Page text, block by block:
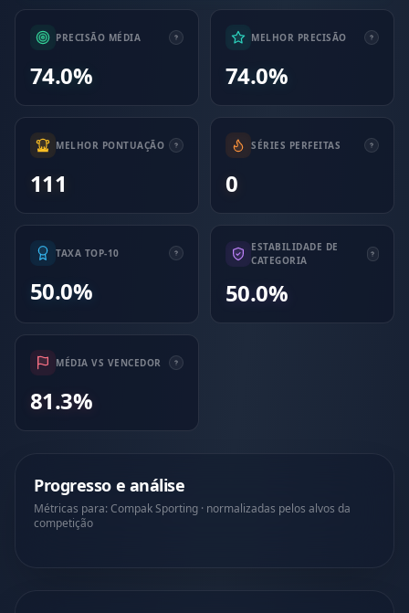
PRECISÃO MÉDIA
74.0%
MELHOR PRECISÃO
74.0%
MELHOR PONTUAÇÃO
111
SÉRIES PERFEITAS
0
TAXA TOP-10
50.0%
ESTABILIDADE DE
CATEGORIA
50.0%
MÉDIA VS VENCEDOR
81.3%
Progresso e análise
Métricas para: Compak Sporting · normalizadas pelos alvos da
competição